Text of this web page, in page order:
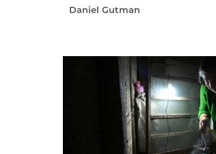
Daniel Gutman